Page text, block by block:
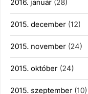
2016. január (28)
2015. december (12)
2015. november (24)
2015. október (24)
2015. szeptember (10)